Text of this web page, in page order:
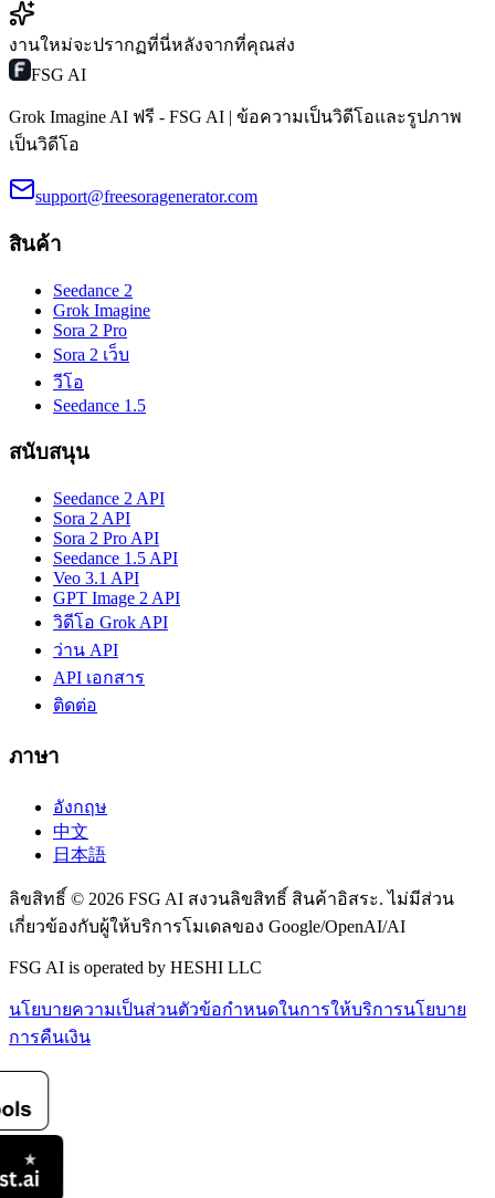
งานใหม่จะปรากฏที่นี่หลังจากที่คุณส่ง
FSG AI
Grok Imagine AI ฟรี - FSG AI | ข้อความเป็นวิดีโอและรูปภาพ
เป็นวิดีโอ
support@freesoragenerator.com
สินค้า
Seedance 2
Grok Imagine
Sora 2 Pro
Sora 2 เว็บ
วีโอ
Seedance 1.5
สนับสนุน
Seedance 2 API
Sora 2 API
Sora 2 Pro API
Seedance 1.5 API
Veo 3.1 API
GPT Image 2 API
วิดีโอ Grok API
ว่าน API
API เอกสาร
ติดต่อ
ภาษา
อังกฤษ
中文
日本語
ลิขสิทธิ์ © 2026 FSG AI สงวนลิขสิทธิ์ สินค้าอิสระ. ไม่มีส่วน
เกี่ยวข้องกับผู้ให้บริการโมเดลของ Google/OpenAI/AI
FSG AI is operated by HESHI LLC
นโยบายความเป็นส่วนตัวข้อกำหนดในการให้บริการนโยบาย
การคืนเงิน